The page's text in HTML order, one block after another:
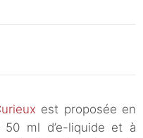
est proposée en
ml d’e-liquide et à